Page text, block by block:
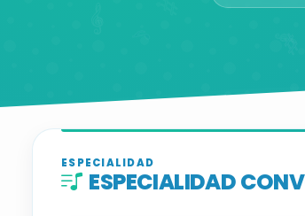
ESPECIALIDAD
ESPECIALIDAD